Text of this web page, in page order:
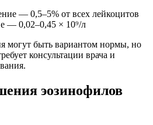
— 0,5–5% от всех лейкоцитов
— 0,02–0,45 × 10⁹/л
могут быть вариантом нормы, но
консультации врача и
эозинофилов